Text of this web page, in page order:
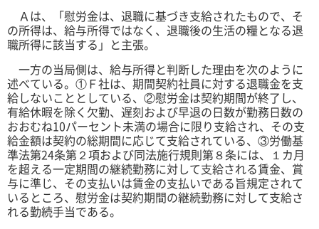
Ａは、「慰労金は、退職に基づき支給されたもので、そ
の所得は、給与所得ではなく、退職後の生活の糧となる退
職所得に該当する」と主張。
一方の当局側は、給与所得と判断した理由を次のように
述べている。①Ｆ社は、期間契約社員に対する退職金を支
給しないこととしている、②慰労金は契約期間が終了し、
有給休暇を除く欠勤、遅刻および早退の日数が勤務日数の
おおむね10パーセント未満の場合に限り支給され、その支
給金額は契約の総期間に応じて支給されている、③労働基
準法第24条第２項および同法施行規則第８条には、１カ月
を超える一定期間の継続勤務に対して支給される賃金、賞
与に準じ、その支払いは賃金の支払いである旨規定されて
いるところ、慰労金は契約期間の継続勤務に対して支給さ
れる勤続手当である。